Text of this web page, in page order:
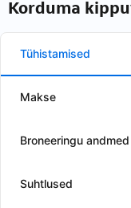
Korduma
Tühistamised
Makse
Broneeringu andmed
Suhtlused